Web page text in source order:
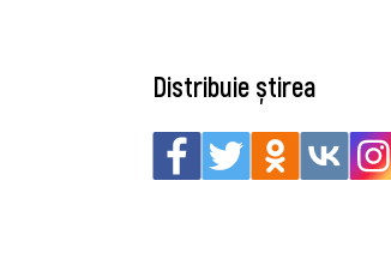
Distribuie știrea